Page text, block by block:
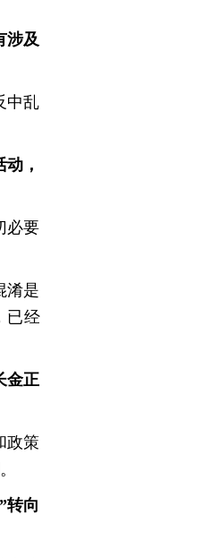
涉及
中乱
，
必要
淆是
已经
金正
政策
转向